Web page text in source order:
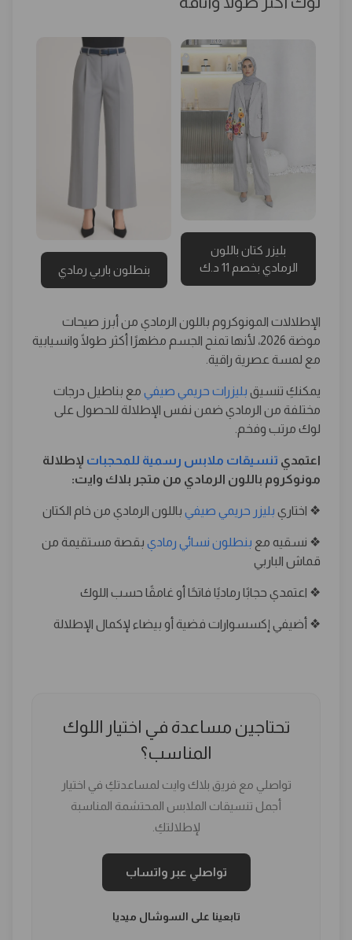
بليزر كتان باللون
الرمادي بخصم 11 د.ك
بنطلون باربي رمادي
الإطلالات المونوكروم باللون الرمادي من أبرز صيحات
موضة 2026، لأنها تمنح الجسم مظهرًا أكثر طولًا وانسيابية
مع لمسة عصرية راقية.
يمكنكِ تنسيق بليزرات حريمي صيفي مع بناطيل درجات
مختلفة من الرمادي ضمن نفس الإطلالة للحصول على
لوك مرتب وفخم.
اعتمدي تنسيقات ملابس رسمية للمحجبات لإطلالة
مونوكروم باللون الرمادي من متجر بلاك وايت:
❖ اختاري بليزر حريمي صيفي باللون الرمادي من خام الكتان
❖ نسقيه مع بنطلون نسائي رمادي بقصة مستقيمة من
قماش الباربي
❖ اعتمدي حجابًا رماديًا فاتحًا أو غامقًا حسب اللوك
❖ أضيفي إكسسوارات فضية أو بيضاء لإكمال الإطلالة
تحتاجين مساعدة في اختيار اللوك
المناسب؟
تواصلي مع فريق بلاك وايت لمساعدتكِ في اختيار
أجمل تنسيقات الملابس المحتشمة المناسبة
لإطلالتكِ.
تواصلي عبر واتساب
تابعينا على السوشال ميديا